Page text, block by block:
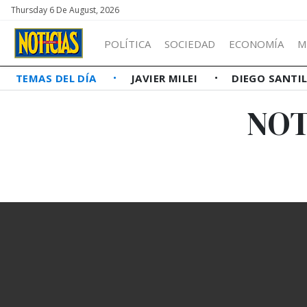
Thursday 6 De August, 2026
POLÍTICA SOCIEDAD ECONOMÍA
TEMAS DEL DÍA JAVIER MILEI DIEGO